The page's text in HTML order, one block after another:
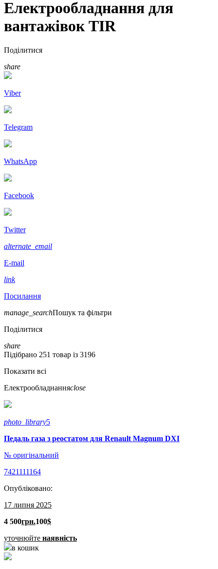
Електрообладнання для
вантажівок TIR
Поділитися
share
Viber
Telegram
WhatsApp
Facebook
Twitter
alternate_email
E-mail
link
Посилання
manage_searchПошук та фільтри
Поділитися
share
Підібрано 251 товар із 3196
Показати всі
Електрообладнанняclose
photo_library5
Педаль газа з реостатом для Renault Magnum DXI
№ оригінальний
7421111164
Опубліковано:
17 липня 2025
4 500грн.100$
уточнюйте наявність
в кошик